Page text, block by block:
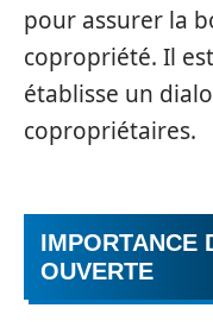
pour assurer la
copropriété. Il
établisse un
copropriétaires.
IMPORTANCE
OUVERTE